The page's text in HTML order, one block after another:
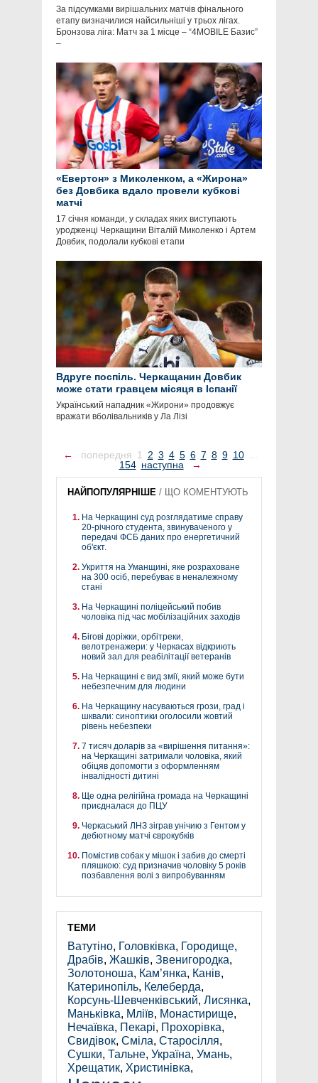
За підсумками вирішальних матчів фінального
етапу визначилися найсильніші у трьох лігах.
Бронзова ліга: Матч за 1 місце – “4MOBILE Базис”
–
«Евертон» з Миколенком, а «Жирона»
без Довбика вдало провели кубкові
матчі
17 січня команди, у складах яких виступають
уродженці Черкащини Віталій Миколенко і Артем
Довбик, подолали кубкові етапи
Вдруге поспіль. Черкащанин Довбик
може стати гравцем місяця в Іспанії
Український нападник «Жирони» продовжує
вражати вболівальників у Ла Лізі
← попередня 1 2 3 4 5 6 7 8 9 10 ...
154 наступна →
НАЙПОПУЛЯРНІШЕ / ЩО КОМЕНТУЮТЬ
На Черкащині суд розглядатиме справу
20-річного студента, звинуваченого у
передачі ФСБ даних про енергетичний
об'єкт.
Укриття на Уманщині, яке розраховане
на 300 осіб, перебуває в неналежному
стані
На Черкащині поліцейський побив
чоловіка під час мобілізаційних заходів
Бігові доріжки, орбітреки,
велотренажери: у Черкасах відкриють
новий зал для реабілітації ветеранів
На Черкащині є вид змії, який може бути
небезпечним для людини
На Черкащину насуваються грози, град і
шквали: синоптики оголосили жовтий
рівень небезпеки
7 тисяч доларів за «вирішення питання»:
на Черкащині затримали чоловіка, який
обіцяв допомогти з оформленням
інвалідності дитині
Ще одна релігійна громада на Черкащині
приєдналася до ПЦУ
Черкаський ЛНЗ зіграв унічию з Гентом у
дебютному матчі єврокубків
Помістив собак у мішок і забив до смерті
пляшкою: суд призначив чоловіку 5 років
позбавлення волі з випробуванням
ТЕМИ
Ватутіно, Головківка, Городище,
Драбів, Жашків, Звенигородка,
Золотоноша, Кам’янка, Канів,
Катеринопіль, Келеберда,
Корсунь-Шевченківський, Лисянка,
Маньківка, Мліїв, Монастирище,
Нечаївка, Пекарі, Прохорівка,
Свидівок, Сміла, Старосілля,
Сушки, Тальне, Україна, Умань,
Хрещатик, Христинівка,